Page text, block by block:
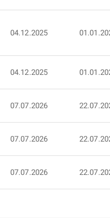
04.12.2025
04.12.2025
07.07.2026
07.07.2026
07.07.2026